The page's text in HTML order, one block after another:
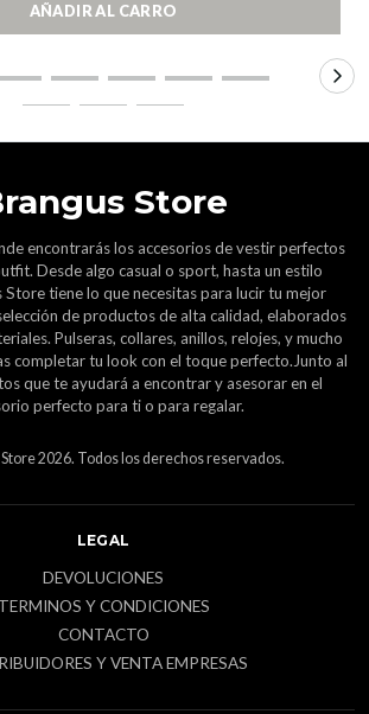
AÑADIR AL CARRO
Store
encontrarás los accesorios de vestir perfectos
Desde algo casual o sport, hasta un estilo
Store tiene lo que necesitas para lucir tu mejor
de productos de alta calidad, elaborados
Pulseras, collares, anillos, relojes, y mucho
completar tu look con el toque perfecto.Junto al
que te ayudará a encontrar y asesorar en el
perfecto para ti o para regalar.
2026. Todos los derechos reservados.
LEGAL
DEVOLUCIONES
TERMINOS Y CONDICIONES
CONTACTO
Y VENTA EMPRESAS